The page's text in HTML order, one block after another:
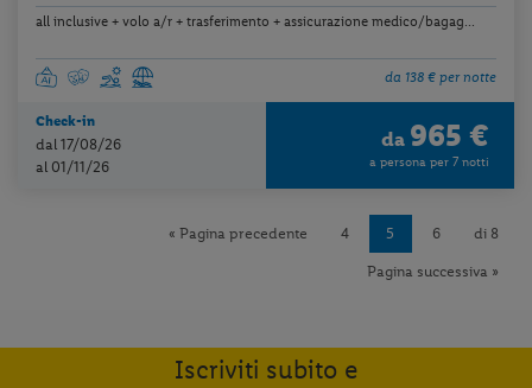
all inclusive + volo a/r + trasferimento + assicurazione medico/bagag...
da 138 € per notte
Check-in
dal 17/08/26
al 01/11/26
da 965 €
a persona per 7 notti
« Pagina precedente 4 5 6 di 8
Pagina successiva »
Iscriviti subito e